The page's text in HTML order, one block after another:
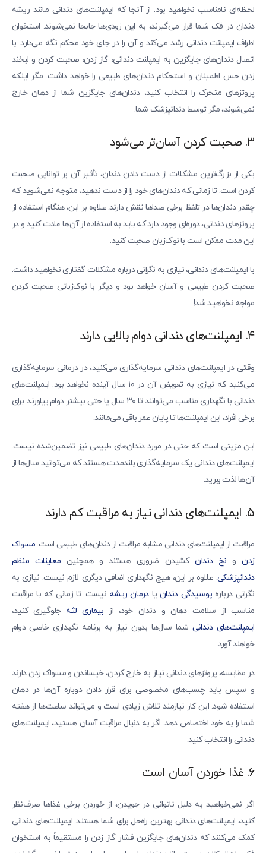
لحظه‌ای نامناسب نخواهید بود. از آنجا که ایمپلنت‌های دندانی مانند ریشه
دندان در فک شما قرار می‌گیرند، به این زودی‌ها جابجا نمی‌شوند. استخوان
اطراف ایمپلنت دندانی رشد می‌کند و آن را در جای خود محکم نگه می‌دارد. با
اتصال دندان‌های جایگزین به ایمپلنت دندانی، گاز زدن، صحبت کردن و لبخند
زدن حس اطمینان و استحکام دندان‌های طبیعی را خواهد داشت. مگر اینکه
پروتزهای متحرک را انتخاب کنید، دندان‌های جایگزین شما از دهان خارج
نمی‌شوند، مگر توسط دندانپزشک شما.
۳. صحبت کردن آسان‌تر می‌شود
یکی از بزرگ‌ترین مشکلات از دست دادن دندان، تأثیر آن بر توانایی صحبت
کردن است. تا زمانی که دندان‌های خود را از دست ندهید، متوجه نمی‌شوید که
چقدر دندان‌ها در تلفظ برخی صداها نقش دارند. علاوه بر این، هنگام استفاده از
پروتزهای دندانی، دوره‌ای وجود دارد که باید به استفاده از آن‌ها عادت کنید و در
این مدت ممکن است با نوک‌زبان صحبت کنید.
با ایمپلنت‌های دندانی، نیازی به نگرانی درباره مشکلات گفتاری نخواهید داشت.
صحبت کردن طبیعی و آسان خواهد بود و دیگر با نوک‌زبانی صحبت کردن
مواجه نخواهید شد!
۴. ایمپلنت‌های دندانی دوام بالایی دارند
وقتی در ایمپلنت‌های دندانی سرمایه‌گذاری می‌کنید، در درمانی سرمایه‌گذاری
می‌کنید که نیازی به تعویض آن در ۱۰ سال آینده نخواهد بود. ایمپلنت‌های
دندانی با نگهداری مناسب می‌توانند تا ۳۰ سال یا حتی بیشتر دوام بیاورند. برای
برخی افراد، این ایمپلنت‌ها تا پایان عمر باقی می‌مانند.
این مزیتی است که حتی در مورد دندان‌های طبیعی نیز تضمین‌شده نیست.
ایمپلنت‌های دندانی یک سرمایه‌گذاری بلندمدت هستند که می‌توانید سال‌ها از
آن‌ها لذت ببرید.
۵. ایمپلنت‌های دندانی نیاز به مراقبت کم دارند
مراقبت از ایمپلنت‌های دندانی مشابه مراقبت از دندان‌های طبیعی است. مسواک
زدنو نخ دندانکشیدن ضروری هستند و همچنین معاینات منظم
دندانپزشکی. علاوه بر این، هیچ نگهداری اضافی دیگری لازم نیست. نیازی به
نگرانی درباره پوسیدگی دندانیادرمان ریشه نیست. تا زمانی که با مراقبت
مناسب از سلامت دهان و دندان خود، از بیماری لثه جلوگیری کنید،
ایمپلنت‌های دندانیشما سال‌ها بدون نیاز به برنامه نگهداری خاصی دوام
خواهند آورد.
در مقایسه، پروتزهای دندانی نیاز به خارج کردن، خیساندن و مسواک زدن دارند
و سپس باید چسب‌های مخصوصی برای قرار دادن دوباره آن‌ها در دهان
استفاده شود. این کار نیازمند تلاش زیادی است و می‌تواند ساعت‌ها از هفته
شما را به خود اختصاص دهد. اگر به دنبال مراقبت آسان هستید، ایمپلنت‌های
دندانی را انتخاب کنید.
۶. غذا خوردن آسان است
اگر نمی‌خواهید به دلیل ناتوانی در جویدن، از خوردن برخی غذاها صرف‌نظر
کنید، ایمپلنت‌های دندانی بهترین راه‌حل برای شما هستند. ایمپلنت‌های دندانی
کمک می‌کنند که دندان‌های جایگزین فشار گاز زدن را مستقیماً به استخوان